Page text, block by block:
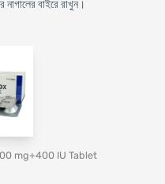
বাইরে রাখুন।
mg+400 IU Tablet